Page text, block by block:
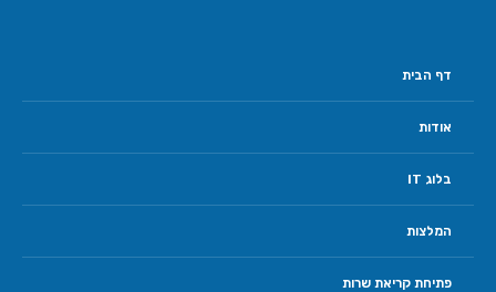
דף הבית
אודות
בלוג IT
המלצות
פתיחת קריאת שרות